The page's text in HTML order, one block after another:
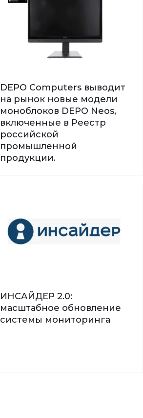
DEPO Computers выводит
на рынок новые модели
моноблоков DEPO Neos,
включенные в Реестр
российской
промышленной
продукции.
ИНСАЙДЕР 2.0:
масштабное обновление
системы мониторинга